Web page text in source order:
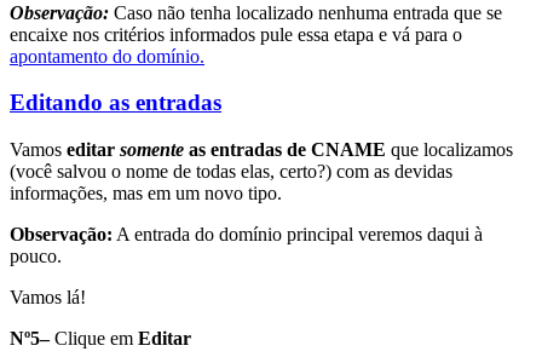
Observação: Caso não tenha localizado nenhuma entrada que se
encaixe nos critérios informados pule essa etapa e vá para o
apontamento do domínio.
Editando as entradas
Vamos editar somente as entradas de CNAME que localizamos
(você salvou o nome de todas elas, certo?) com as devidas
informações, mas em um novo tipo.
Observação: A entrada do domínio principal veremos daqui à
pouco.
Vamos lá!
Nº5–Clique em Editar